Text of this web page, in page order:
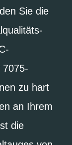
Sie die
7075-
zu hart
an Ihrem
die